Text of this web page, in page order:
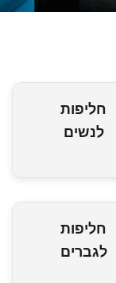
חליפות
לנשים
חליפות
לגברים